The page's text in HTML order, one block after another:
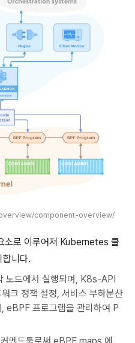
component-overview/
소로 이루어져 Kubernetes 클
합니다.
노드에서 실행되며, K8s-API
크 정책 설정, 서비스 부하분산
eBPF 프로그램을 관리하여 P